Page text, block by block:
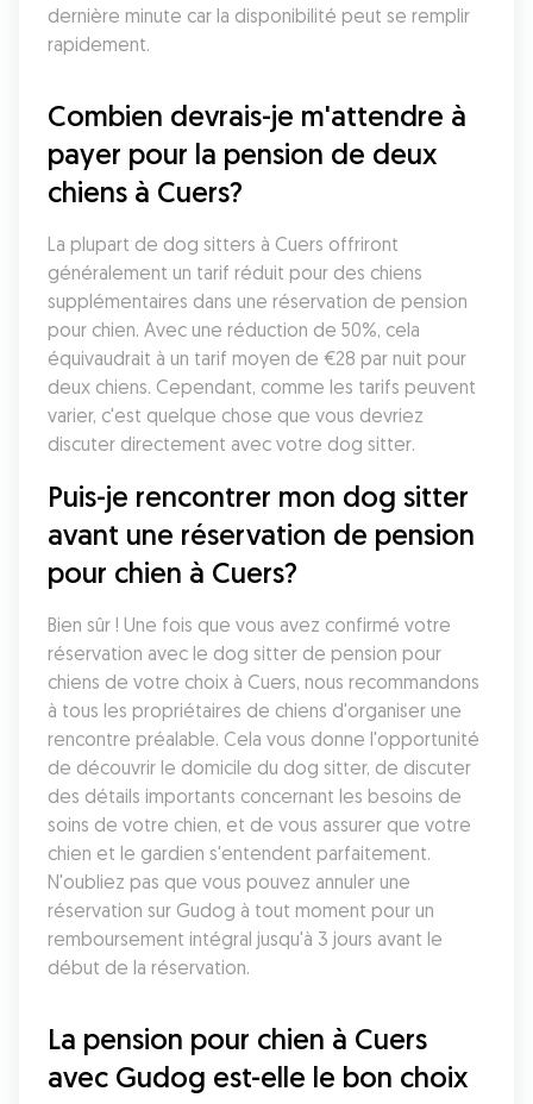
dernière minute car la disponibilité peut se remplir
rapidement.
Combien devrais-je m'attendre à
payer pour la pension de deux
chiens à Cuers?
La plupart de dog sitters à Cuers offriront
généralement un tarif réduit pour des chiens
supplémentaires dans une réservation de pension
pour chien. Avec une réduction de 50%, cela
équivaudrait à un tarif moyen de €28 par nuit pour
deux chiens. Cependant, comme les tarifs peuvent
varier, c'est quelque chose que vous devriez
discuter directement avec votre dog sitter.
Puis-je rencontrer mon dog sitter
avant une réservation de pension
pour chien à Cuers?
Bien sûr ! Une fois que vous avez confirmé votre
réservation avec le dog sitter de pension pour
chiens de votre choix à Cuers, nous recommandons
à tous les propriétaires de chiens d'organiser une
rencontre préalable. Cela vous donne l'opportunité
de découvrir le domicile du dog sitter, de discuter
des détails importants concernant les besoins de
soins de votre chien, et de vous assurer que votre
chien et le gardien s'entendent parfaitement.
N'oubliez pas que vous pouvez annuler une
réservation sur Gudog à tout moment pour un
remboursement intégral jusqu'à 3 jours avant le
début de la réservation.
La pension pour chien à Cuers
avec Gudog est-elle le bon choix